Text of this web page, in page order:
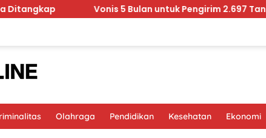
Vonis 5 Bulan untuk Pengirim 2.697 Tanaman Hias
Olahraga Pendidikan Kesehatan Ekonomi